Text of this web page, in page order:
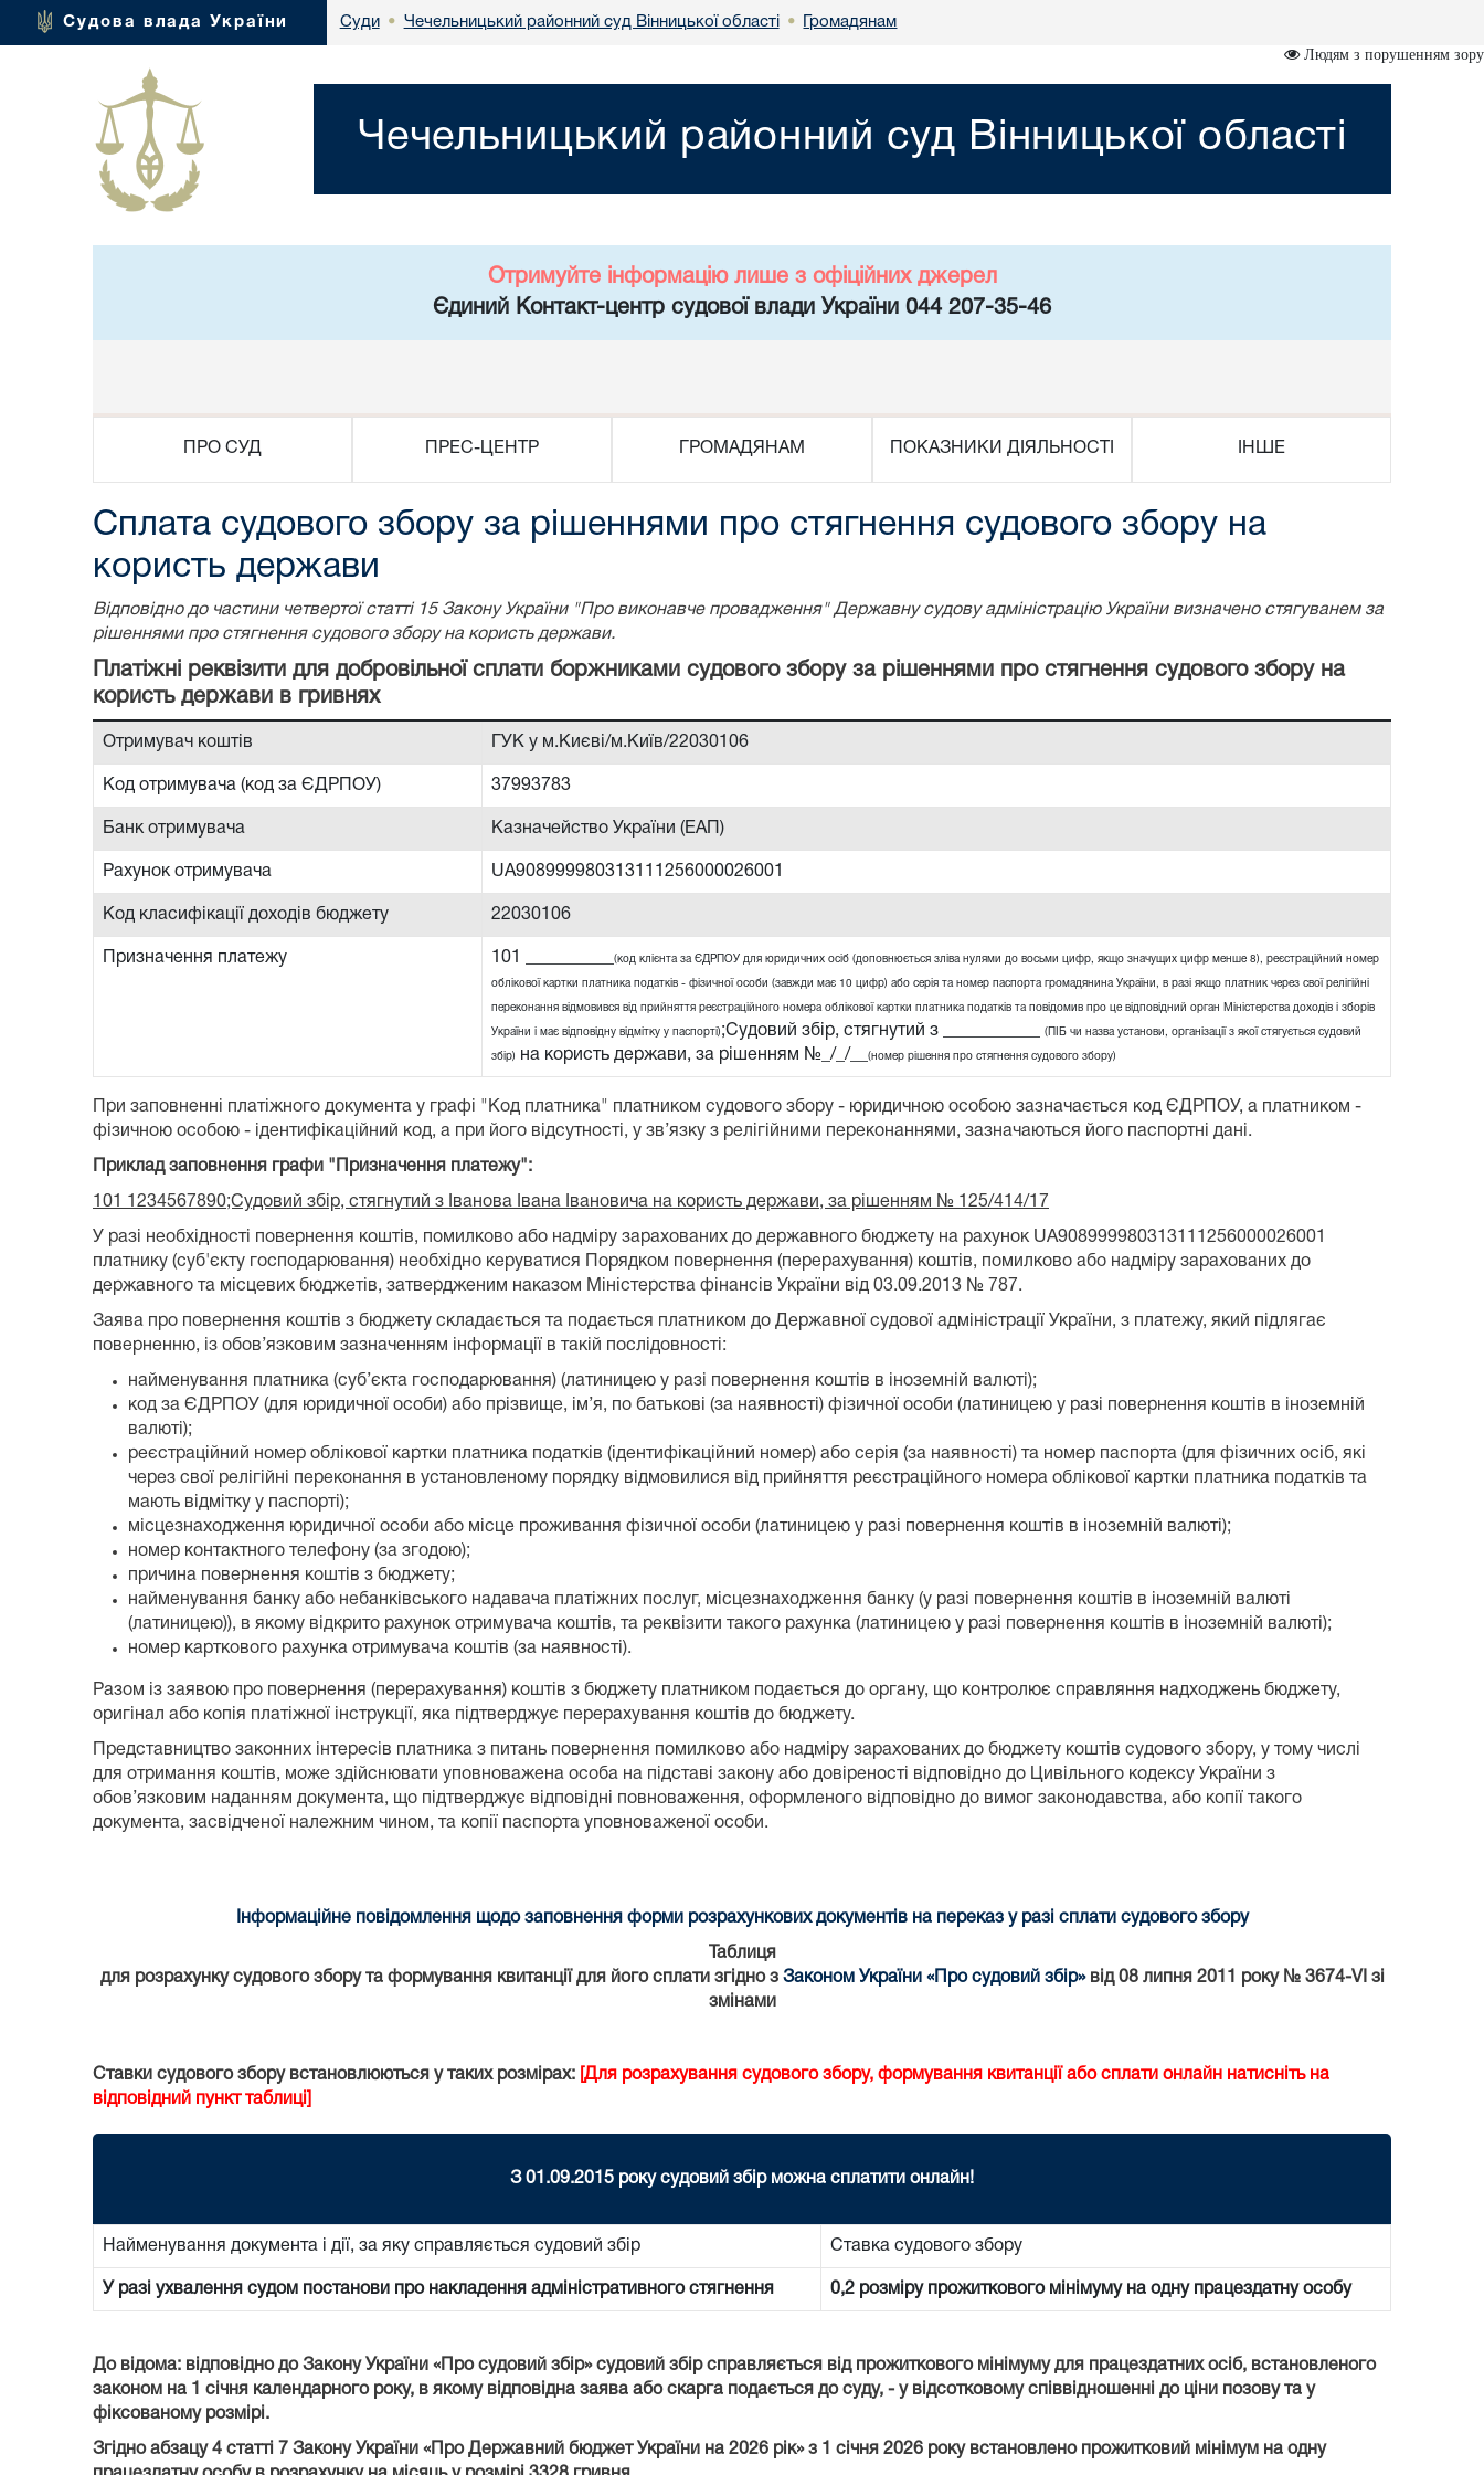
Судова влада України Суди • Чечельницький районний суд Вінницької області • Громадянам
Людям з порушенням зору
Чечельницький районний суд Вінницької області
Отримуйте інформацію лише з офіційних джерел
Єдиний Контакт-центр судової влади України 044 207-35-46
ПРО СУД ПРЕС-ЦЕНТР ГРОМАДЯНАМ ПОКАЗНИКИ ДІЯЛЬНОСТІ ІНШЕ
Сплата судового збору за рішеннями про стягнення судового збору на
користь держави
Відповідно до частини четвертої статті 15 Закону України "Про виконавче провадження" Державну судову адміністрацію України визначено стягуванем за
рішеннями про стягнення судового збору на користь держави.
Платіжні реквізити для добровільної сплати боржниками судового збору за рішеннями про стягнення судового збору на
користь держави в гривнях
Отримувач коштів ГУК у м.Києві/м.Київ/22030106
Код отримувача (код за ЄДРПОУ) 37993783
Банк отримувача Казначейство України (ЕАП)
Рахунок отримувача UA908999980313111256000026001
Код класифікації доходів бюджету 22030106
Призначення платежу 101 __________ (код клієнта за ЄДРПОУ для юридичних осіб (доповнюється зліва нулями до восьми цифр, якщо значущих цифр менше 8), реєстраційний номер
облікової картки платника податків - фізичної особи (завжди має 10 цифр) або серія та номер паспорта громадянина України, в разі якщо платник через свої релігійні
переконання відмовився від прийняття реєстраційного номера облікової картки платника податків та повідомив про це відповідний орган Міністерства доходів і зборів
України і має відповідну відмітку у паспорті) ;Судовий збір, стягнутий з ___________ (ПІБ чи назва установи, організації з якої стягується судовий
збір) на користь держави, за рішенням №_/_/__ (номер рішення про стягнення судового збору)
При заповненні платіжного документа у графі "Код платника" платником судового збору - юридичною особою зазначається код ЄДРПОУ, а платником -
фізичною особою - ідентифікаційний код, а при його відсутності, у зв’язку з релігійними переконаннями, зазначаються його паспортні дані.
Приклад заповнення графи "Призначення платежу":
101 1234567890;Судовий збір, стягнутий з Іванова Івана Івановича на користь держави, за рішенням № 125/414/17
У разі необхідності повернення коштів, помилково або надміру зарахованих до державного бюджету на рахунок UA908999980313111256000026001
платнику (суб'єкту господарювання) необхідно керуватися Порядком повернення (перерахування) коштів, помилково або надміру зарахованих до
державного та місцевих бюджетів, затвердженим наказом Міністерства фінансів України від 03.09.2013 № 787.
Заява про повернення коштів з бюджету складається та подається платником до Державної судової адміністрації України, з платежу, який підлягає
поверненню, із обов’язковим зазначенням інформації в такій послідовності:
найменування платника (суб’єкта господарювання) (латиницею у разі повернення коштів в іноземній валюті);
код за ЄДРПОУ (для юридичної особи) або прізвище, ім’я, по батькові (за наявності) фізичної особи (латиницею у разі повернення коштів в іноземній
валюті);
реєстраційний номер облікової картки платника податків (ідентифікаційний номер) або серія (за наявності) та номер паспорта (для фізичних осіб, які
через свої релігійні переконання в установленому порядку відмовилися від прийняття реєстраційного номера облікової картки платника податків та
мають відмітку у паспорті);
місцезнаходження юридичної особи або місце проживання фізичної особи (латиницею у разі повернення коштів в іноземній валюті);
номер контактного телефону (за згодою);
причина повернення коштів з бюджету;
найменування банку або небанківського надавача платіжних послуг, місцезнаходження банку (у разі повернення коштів в іноземній валюті
(латиницею)), в якому відкрито рахунок отримувача коштів, та реквізити такого рахунка (латиницею у разі повернення коштів в іноземній валюті);
номер карткового рахунка отримувача коштів (за наявності).
Разом із заявою про повернення (перерахування) коштів з бюджету платником подається до органу, що контролює справляння надходжень бюджету,
оригінал або копія платіжної інструкції, яка підтверджує перерахування коштів до бюджету.
Представництво законних інтересів платника з питань повернення помилково або надміру зарахованих до бюджету коштів судового збору, у тому числі
для отримання коштів, може здійснювати уповноважена особа на підставі закону або довіреності відповідно до Цивільного кодексу України з
обов’язковим наданням документа, що підтверджує відповідні повноваження, оформленого відповідно до вимог законодавства, або копії такого
документа, засвідченої належним чином, та копії паспорта уповноваженої особи.
Інформаційне повідомлення щодо заповнення форми розрахункових документів на переказ у разі сплати судового збору
Таблиця
для розрахунку судового збору та формування квитанції для його сплати згідно з Законом України «Про судовий збір»від 08 липня 2011 року № 3674-VI зі
змінами
Ставки судового збору встановлюються у таких розмірах: [Для розрахування судового збору, формування квитанції або сплати онлайн натисніть на
відповідний пункт таблиці]
З 01.09.2015 року судовий збір можна сплатити онлайн!
Найменування документа і дії, за яку справляється судовий збір Ставка судового збору
У разі ухвалення судом постанови про накладення адміністративного стягнення 0,2 розміру прожиткового мінімуму на одну працездатну особу
До відома: відповідно до Закону України «Про судовий збір» судовий збір справляється від прожиткового мінімуму для працездатних осіб, встановленого
законом на 1 січня календарного року, в якому відповідна заява або скарга подається до суду, - у відсотковому співвідношенні до ціни позову та у
фіксованому розмірі.
Згідно абзацу 4 статті 7 Закону України «Про Державний бюджет України на 2026 рік» з 1 січня 2026 року встановлено прожитковий мінімум на одну